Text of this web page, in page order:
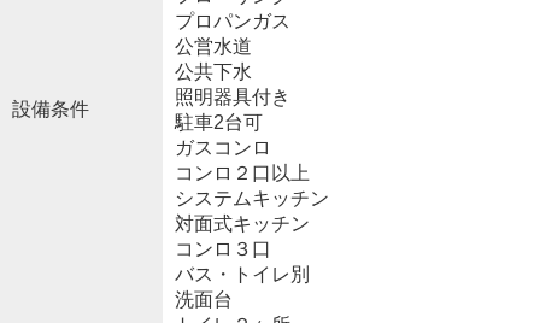
設備条件
プロパンガス
公営水道
公共下水
照明器具付き
駐車2台可
ガスコンロ
コンロ２口以上
システムキッチン
対面式キッチン
コンロ３口
バス・トイレ別
洗面台